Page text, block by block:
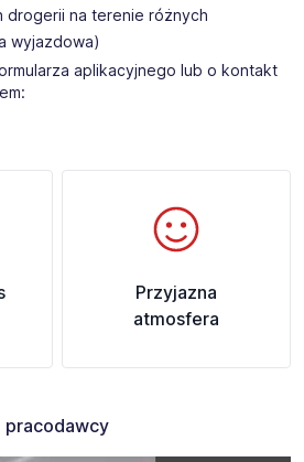
drogerii na terenie różnych
wyjazdowa)
aplikacyjnego lub o kontakt
Przyjazna
atmosfera
pracodawcy